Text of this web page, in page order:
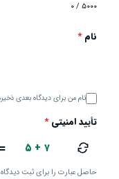
۰ / ۵۰۰۰
نام*
نام من برای دیدگاه بعدی
تأیید امنیتی*
۵ + ۷
حاصل عبارت را برای ثبت دیدگاه